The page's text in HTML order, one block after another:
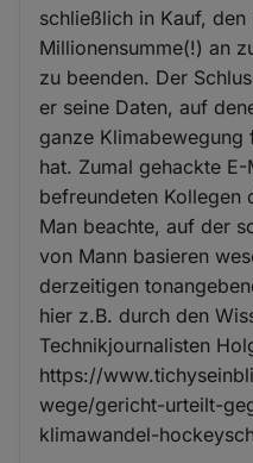
schließlich in Kauf,
Millionensumme(!) an
zu beenden. Der
er seine Daten, auf
ganze
hat. Zumal gehackte
befreundeten Kollegen
Man beachte, auf der
von Mann basieren
derzeitigen
hier z.B. durch den
Technikjournalisten
https://
wege/gericht-urteilt-
klimawandel-